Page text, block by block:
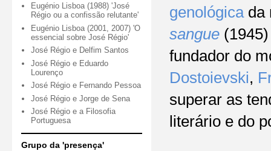
genológicada
sangue
fundador do
Dostoievski,
superar as
literário e do
Eugénio Lisboa (1988) 'José
Régio ou a confissão relutante'
Eugénio Lisboa (2001, 2007) 'O
essencial sobre José Régio'
José Régio e Delfim Santos
José Régio e Eduardo
Lourenço
José Régio e Fernando Pessoa
José Régio e Jorge de Sena
José Régio e a Filosofia
Portuguesa
Grupo da 'presença'